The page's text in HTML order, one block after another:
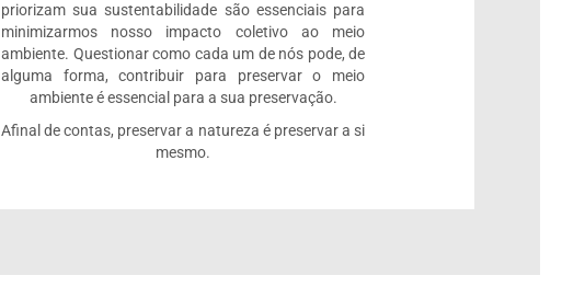
priorizam sua sustentabilidade são essenciais para
minimizarmos nosso impacto coletivo ao meio
ambiente. Questionar como cada um de nós pode, de
alguma forma, contribuir para preservar o meio
ambiente é essencial para a sua preservação.
Afinal de contas, preservar a natureza é preservar a si
mesmo.